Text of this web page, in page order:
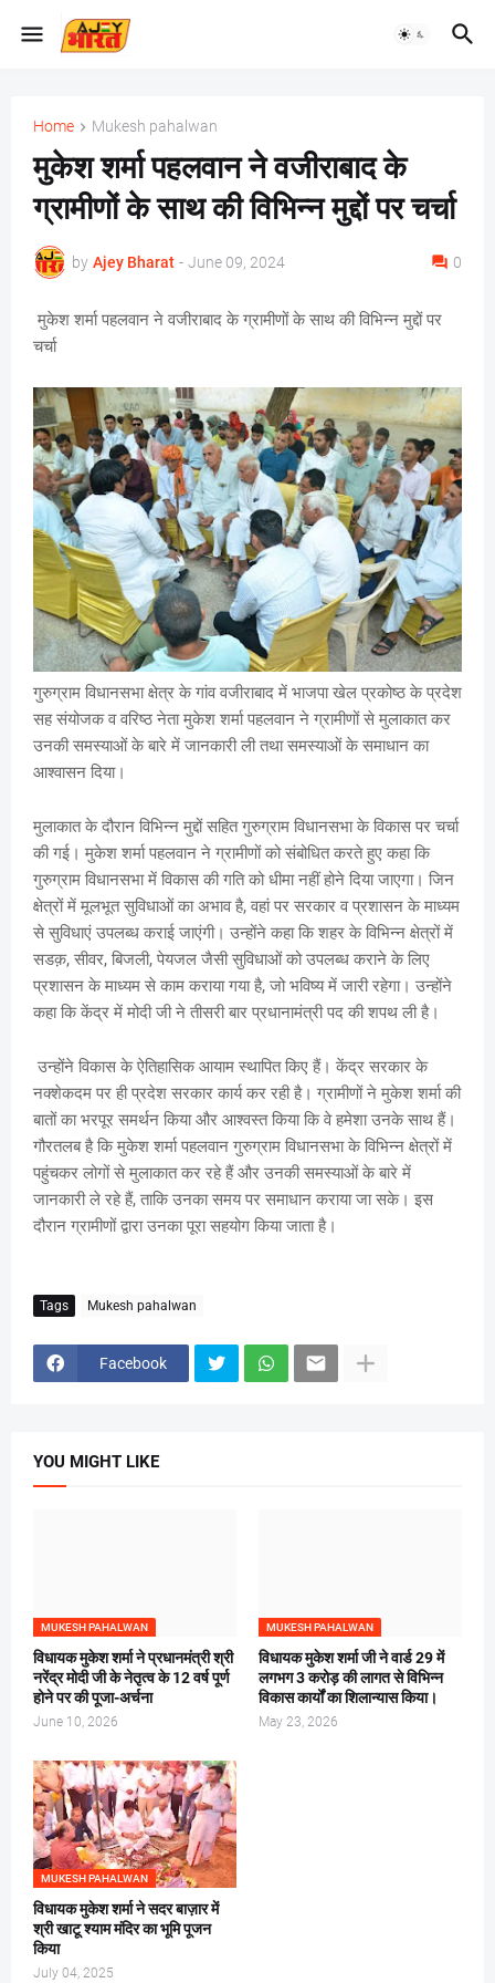
Home Mukesh pahalwan
मुकेश शर्मा पहलवान ने वजीराबाद के
ग्रामीणों के साथ की विभिन्न मुद्दों पर चर्चा
by Ajey Bharat - June 09, 2024 0
मुकेश शर्मा पहलवान ने वजीराबाद के ग्रामीणों के साथ की विभिन्न मुद्दों पर
चर्चा
गुरुग्राम विधानसभा क्षेत्र के गांव वजीराबाद में भाजपा खेल प्रकोष्ठ के प्रदेश
सह संयोजक व वरिष्ठ नेता मुकेश शर्मा पहलवान ने ग्रामीणों से मुलाकात कर
उनकी समस्याओं के बारे में जानकारी ली तथा समस्याओं के समाधान का
आश्वासन दिया।
मुलाकात के दौरान विभिन्न मुद्दों सहित गुरुग्राम विधानसभा के विकास पर चर्चा
की गई। मुकेश शर्मा पहलवान ने ग्रामीणों को संबोधित करते हुए कहा कि
गुरुग्राम विधानसभा में विकास की गति को धीमा नहीं होने दिया जाएगा। जिन
क्षेत्रों में मूलभूत सुविधाओं का अभाव है, वहां पर सरकार व प्रशासन के माध्यम
से सुविधाएं उपलब्ध कराई जाएंगी। उन्होंने कहा कि शहर के विभिन्न क्षेत्रों में
सडक़, सीवर, बिजली, पेयजल जैसी सुविधाओं को उपलब्ध कराने के लिए
प्रशासन के माध्यम से काम कराया गया है, जो भविष्य में जारी रहेगा। उन्होंने
कहा कि केंद्र में मोदी जी ने तीसरी बार प्रधानामंत्री पद की शपथ ली है।
उन्होंने विकास के ऐतिहासिक आयाम स्थापित किए हैं। केंद्र सरकार के
नक्शेकदम पर ही प्रदेश सरकार कार्य कर रही है। ग्रामीणों ने मुकेश शर्मा की
बातों का भरपूर समर्थन किया और आश्वस्त किया कि वे हमेशा उनके साथ हैं।
गौरतलब है कि मुकेश शर्मा पहलवान गुरुग्राम विधानसभा के विभिन्न क्षेत्रों में
पहुंचकर लोगों से मुलाकात कर रहे हैं और उनकी समस्याओं के बारे में
जानकारी ले रहे हैं, ताकि उनका समय पर समाधान कराया जा सके। इस
दौरान ग्रामीणों द्वारा उनका पूरा सहयोग किया जाता है।
Tags Mukesh pahalwan
Facebook
YOU MIGHT LIKE
MUKESH PAHALWAN
विधायक मुकेश शर्मा ने प्रधानमंत्री श्री
नरेंद्र मोदी जी के नेतृत्व के 12 वर्ष पूर्ण
होने पर की पूजा-अर्चना
June 10, 2026
MUKESH PAHALWAN
विधायक मुकेश शर्मा जी ने वार्ड 29 में
लगभग 3 करोड़ की लागत से विभिन्न
विकास कार्यों का शिलान्यास किया।
May 23, 2026
MUKESH PAHALWAN
विधायक मुकेश शर्मा ने सदर बाज़ार में
श्री खाटू श्याम मंदिर का भूमि पूजन
किया
July 04, 2025